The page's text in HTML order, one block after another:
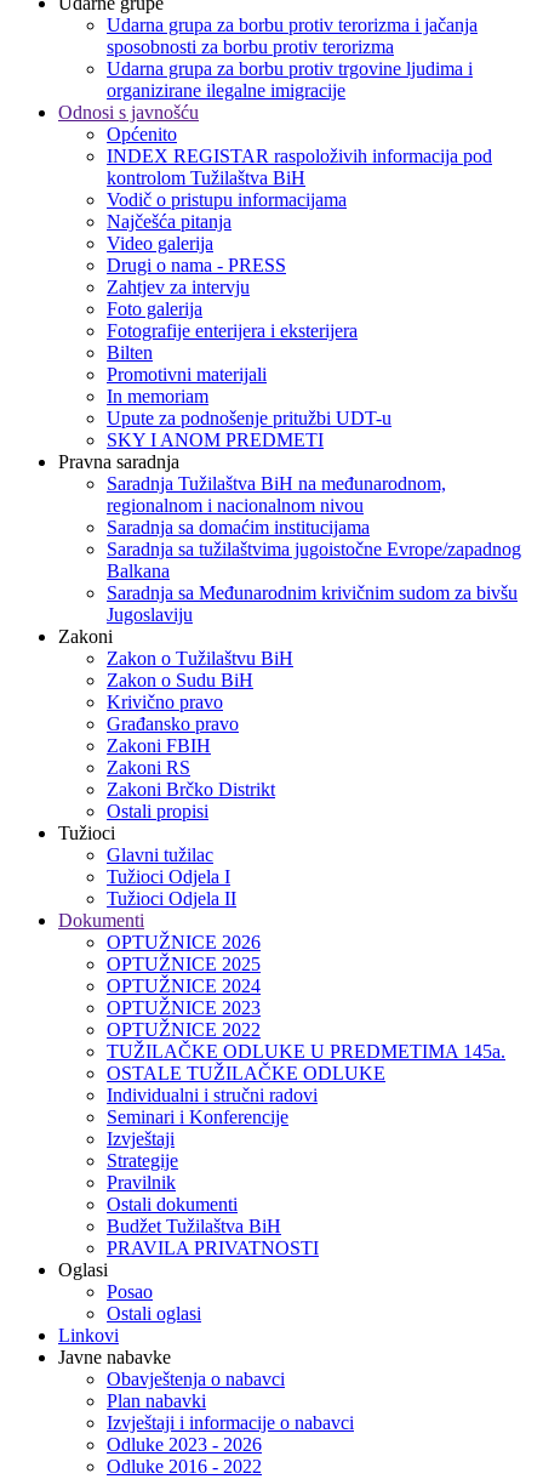
Udarna grupa za borbu protiv terorizma i jačanja
sposobnosti za borbu protiv terorizma
Udarna grupa za borbu protiv trgovine ljudima i
organizirane ilegalne imigracije
Odnosi s javnošću
Općenito
INDEX REGISTAR raspoloživih informacija pod
kontrolom Tužilaštva BiH
Vodič o pristupu informacijama
Najčešća pitanja
Video galerija
Drugi o nama - PRESS
Zahtjev za intervju
Foto galerija
Fotografije enterijera i eksterijera
Bilten
Promotivni materijali
In memoriam
Upute za podnošenje pritužbi UDT-u
SKY I ANOM PREDMETI
Pravna saradnja
Saradnja Tužilaštva BiH na međunarodnom,
regionalnom i nacionalnom nivou
Saradnja sa domaćim institucijama
Saradnja sa tužilaštvima jugoistočne Evrope/zapadnog
Balkana
Saradnja sa Međunarodnim krivičnim sudom za bivšu
Jugoslaviju
Zakoni
Zakon o Тužilaštvu BiH
Zakon o Sudu BiH
Krivično pravo
Građansko pravo
Zakoni FBIH
Zakoni RS
Zakoni Brčko Distrikt
Ostali propisi
Tužioci
Glavni tužilac
Tužioci Odjela I
Tužioci Odjela II
Dokumenti
OPTUŽNICE 2026
OPTUŽNICE 2025
OPTUŽNICE 2024
OPTUŽNICE 2023
OPTUŽNICE 2022
TUŽILAČKE ODLUKE U PREDMETIMA 145a.
OSTALE TUŽILAČKE ODLUKE
Individualni i stručni radovi
Seminari i Konferencije
Izvještaji
Strategije
Pravilnik
Ostali dokumenti
Budžet Tužilaštva BiH
PRAVILA PRIVATNOSTI
Oglasi
Posao
Ostali oglasi
Linkovi
Javne nabavke
Obavještenja o nabavci
Plan nabavki
Izvještaji i informacije o nabavci
Odluke 2023 - 2026
Odluke 2016 - 2022